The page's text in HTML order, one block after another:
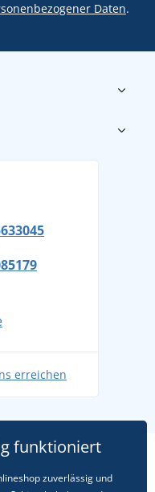
Daten.
erreichen
funktioniert
zuverlässig und